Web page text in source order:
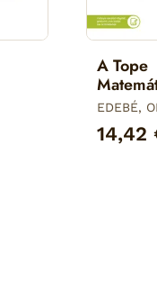
A Tope
EDEBÉ,
14,42